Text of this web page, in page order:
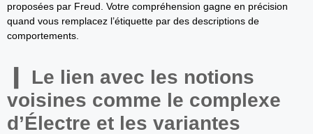
proposées par Freud. Votre compréhension gagne en précision
quand vous remplacez l’étiquette par des descriptions de
comportements.
Le lien avec les notions
voisines comme le complexe
d’Électre et les variantes